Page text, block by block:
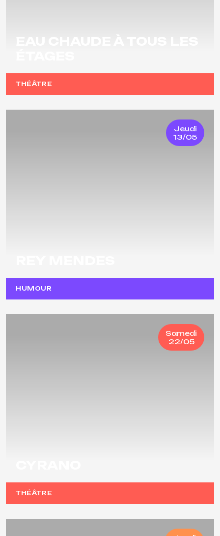
THÉÂTRE
Jeudi
13/05
HUMOUR
Samedi
22/05
THÉÂTRE